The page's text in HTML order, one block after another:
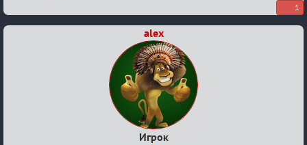
1
alex
Игрок